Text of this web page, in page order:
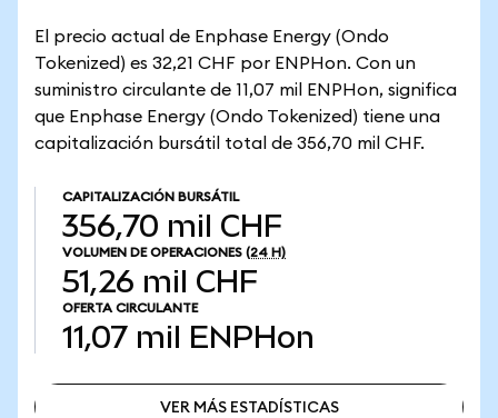
El precio actual de Enphase Energy (Ondo
Tokenized) es 32,21 CHF por ENPHon. Con un
suministro circulante de 11,07 mil ENPHon, significa
que Enphase Energy (Ondo Tokenized) tiene una
capitalización bursátil total de 356,70 mil CHF.
CAPITALIZACIÓN BURSÁTIL
356,70 mil CHF
VOLUMEN DE OPERACIONES (24 H)
51,26 mil CHF
OFERTA CIRCULANTE
11,07 mil ENPHon
VER MÁS ESTADÍSTICAS